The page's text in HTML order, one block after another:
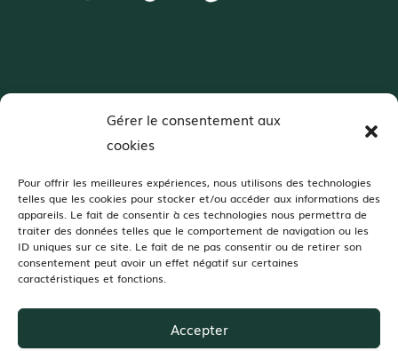
Gérer le consentement aux
cookies
Pour offrir les meilleures expériences, nous utilisons des technologies
telles que les cookies pour stocker et/ou accéder aux informations des
appareils. Le fait de consentir à ces technologies nous permettra de
traiter des données telles que le comportement de navigation ou les
ID uniques sur ce site. Le fait de ne pas consentir ou de retirer son
consentement peut avoir un effet négatif sur certaines
caractéristiques et fonctions.
Accepter
Décoratrice de mariages spécialisée en
Je vous accompagne dans votre projet de décoration de mariage dans :
Orne, Manche, Calvados, Mayenne, Sarthe, Eure, Seine-Maritime
Dans ces jolis domaines de réception :
Champ Delaunay, Grange d’Espins, Manoir de Chivré, Domaine d’Aslan,
des Tours Vauquelin, Domaine de Ronsard, Château des Requêtes,